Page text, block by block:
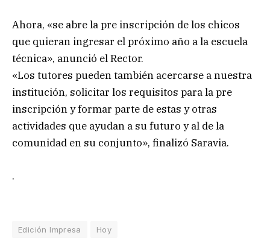
Ahora, «se abre la pre inscripción de los chicos
que quieran ingresar el próximo año a la escuela
técnica», anunció el Rector.
«Los tutores pueden también acercarse a nuestra
institución, solicitar los requisitos para la pre
inscripción y formar parte de estas y otras
actividades que ayudan a su futuro y al de la
comunidad en su conjunto», finalizó Saravia.
.
Edición Impresa Hoy